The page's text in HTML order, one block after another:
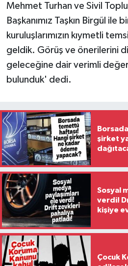
Mehmet Turhan ve Sivil
Başkanımız Taşkın Birgül ile
kuruluşlarımızın kıymetli
geldik. Görüş ve önerilerini
geleceğine dair verimli
bulunduk' dedi.
şirket
Sosyal
verdi!
kişiye
Çocuk